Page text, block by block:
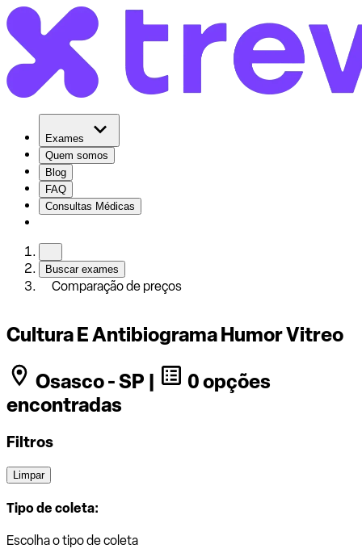
Exames
Quem somos
Blog
FAQ
Consultas Médicas
Buscar exames
Comparação de preços
Cultura E Antibiograma Humor Vitreo
Osasco - SP |
0 opções
encontradas
Filtros
Limpar
Tipo de coleta:
Escolha o tipo de coleta